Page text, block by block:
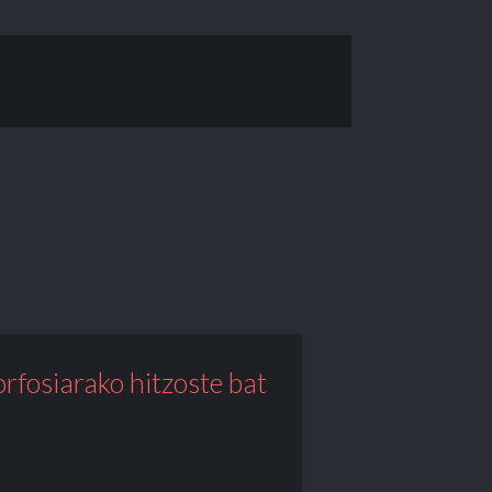
hitzoste bat